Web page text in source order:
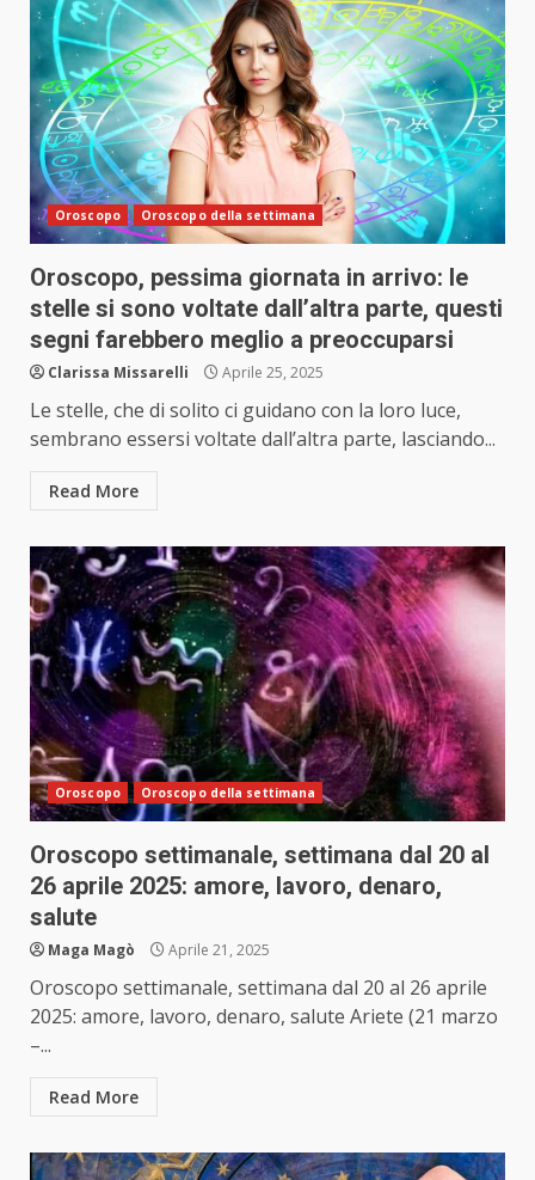
Oroscopo Oroscopo della settimana
Oroscopo, pessima giornata in arrivo: le
stelle si sono voltate dall’altra parte, questi
segni farebbero meglio a preoccuparsi
Clarissa Missarelli Aprile 25, 2025
Le stelle, che di solito ci guidano con la loro luce,
sembrano essersi voltate dall’altra parte, lasciando...
Read More
Oroscopo Oroscopo della settimana
Oroscopo settimanale, settimana dal 20 al
26 aprile 2025: amore, lavoro, denaro,
salute
Maga Magò Aprile 21, 2025
Oroscopo settimanale, settimana dal 20 al 26 aprile
2025: amore, lavoro, denaro, salute Ariete (21 marzo
–...
Read More